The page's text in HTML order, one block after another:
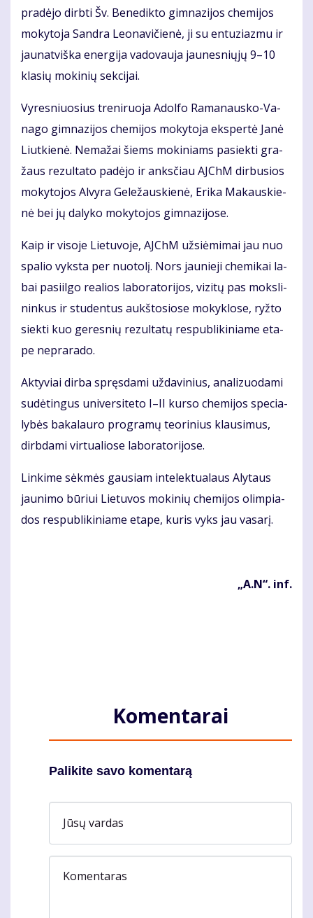
pra­dė­jo dirb­ti Šv. Be­ne­dik­to gim­na­zi­jos che­mi­jos
mo­ky­to­ja San­dra Le­o­na­vi­čie­nė, ji su en­tu­ziaz­mu ir
jau­nat­viš­ka ener­gi­ja va­do­vau­ja jau­nes­nių­jų 9–10
kla­sių mo­ki­nių sek­ci­jai.
Vy­res­niuo­sius tre­ni­ruo­ja Adol­fo Ra­ma­naus­ko-Va­
na­go gim­na­zi­jos che­mi­jos mo­ky­to­ja eks­per­tė Ja­nė
Liut­kie­nė. Ne­ma­žai šiems mo­ki­niams pa­siek­ti gra­
žaus re­zul­ta­to pa­dė­jo ir anks­čiau AJChM dir­bu­sios
mo­ky­to­jos Al­vy­ra Ge­le­žaus­kie­nė, Eri­ka Ma­kaus­kie­
nė bei jų da­ly­ko mo­ky­to­jos gim­na­zi­jo­se.
Kaip ir vi­so­je Lie­tu­vo­je, AJChM už­si­ė­mi­mai jau nuo
spa­lio vyks­ta per nuo­to­lį. Nors jau­nie­ji che­mi­kai la­
bai pa­si­il­go re­a­lios la­bo­ra­to­ri­jos, vi­zi­tų pas moks­li­
nin­kus ir stu­den­tus aukš­to­sio­se mo­kyk­lo­se, ryž­to
siek­ti kuo ge­res­nių re­zul­ta­tų res­pub­li­ki­nia­me eta­
pe ne­pra­ra­do.
Ak­ty­viai dir­ba spręs­da­mi už­da­vi­nius, ana­li­zuo­da­mi
su­dė­tin­gus uni­ver­si­te­to I–II kur­so che­mi­jos spe­cia­
ly­bės ba­ka­lau­ro pro­gra­mų te­ori­nius klau­si­mus,
dirb­da­mi vir­tu­a­lio­se la­bo­ra­to­ri­jo­se.
Lin­ki­me sėk­mės gau­siam in­te­lek­tu­a­laus Aly­taus
jau­ni­mo bū­riui Lie­tu­vos mo­ki­nių che­mi­jos olim­pia­
dos res­pub­li­ki­nia­me eta­pe, ku­ris vyks jau va­sa­rį.
„A.N“. inf.
Komentarai
Palikite savo komentarą
Jūsų vardas
Komentaras